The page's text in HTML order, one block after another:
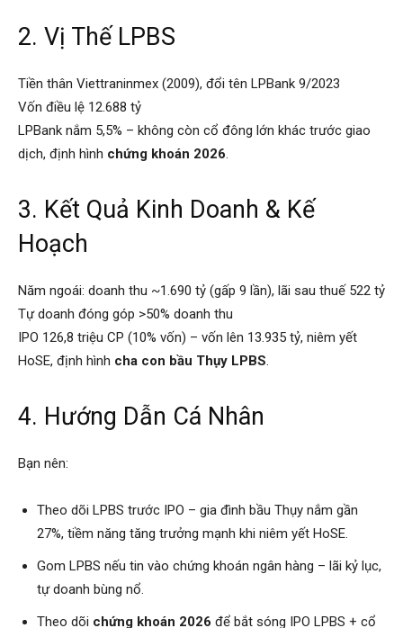
2. Vị Thế LPBS
Tiền thân Viettraninmex (2009), đổi tên LPBank 9/2023
Vốn điều lệ 12.688 tỷ
LPBank nắm 5,5% – không còn cổ đông lớn khác trước giao
dịch, định hình chứng khoán 2026.
3. Kết Quả Kinh Doanh & Kế
Hoạch
Năm ngoái: doanh thu ~1.690 tỷ (gấp 9 lần), lãi sau thuế 522 tỷ
Tự doanh đóng góp >50% doanh thu
IPO 126,8 triệu CP (10% vốn) – vốn lên 13.935 tỷ, niêm yết
HoSE, định hình cha con bầu Thụy LPBS.
4. Hướng Dẫn Cá Nhân
Bạn nên:
Theo dõi LPBS trước IPO – gia đình bầu Thụy nắm gần
27%, tiềm năng tăng trưởng mạnh khi niêm yết HoSE.
Gom LPBS nếu tin vào chứng khoán ngân hàng – lãi kỷ lục,
tự doanh bùng nổ.
Theo dõi chứng khoán 2026 để bắt sóng IPO LPBS + cổ